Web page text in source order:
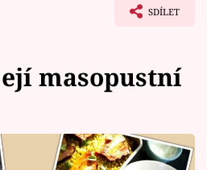
SDÍLET
masopustní